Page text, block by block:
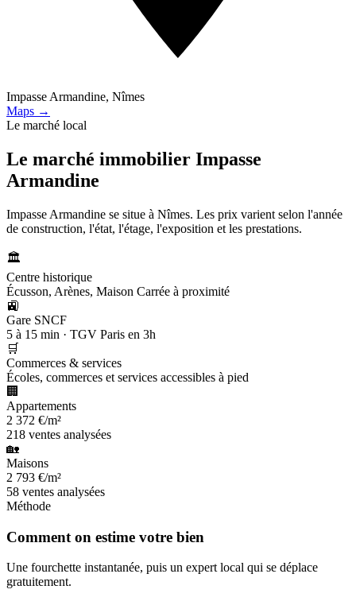
Impasse Armandine, Nîmes
Maps →
Le marché local
Le marché immobilier Impasse
Armandine
Impasse Armandine se situe à Nîmes. Les prix varient selon l'année
de construction, l'état, l'étage, l'exposition et les prestations.
🏛️
Centre historique
Écusson, Arènes, Maison Carrée à proximité
🚉
Gare SNCF
5 à 15 min · TGV Paris en 3h
🛒
Commerces & services
Écoles, commerces et services accessibles à pied
🏢
Appartements
2 372 €/m²
218 ventes analysées
🏡
Maisons
2 793 €/m²
58 ventes analysées
Méthode
Comment on estime votre bien
Une fourchette instantanée, puis un expert local qui se déplace
gratuitement.